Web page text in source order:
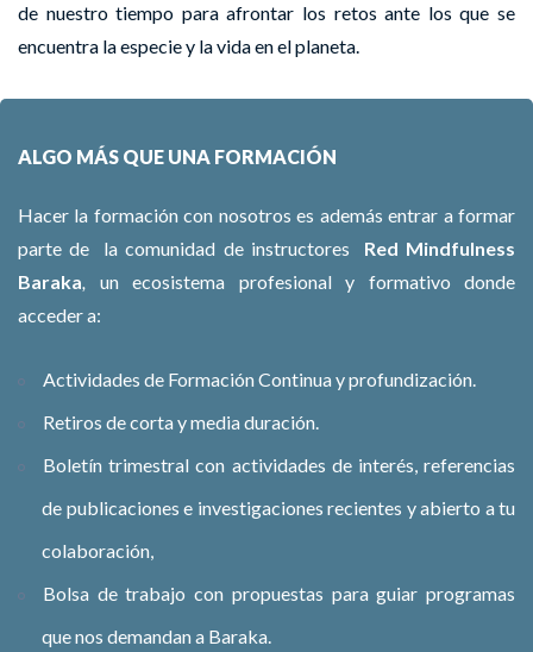
de nuestro tiempo para afrontar los retos ante los que se
encuentra la especie y la vida en el planeta.
ALGO MÁS QUE UNA FORMACIÓN
Hacer la formación con nosotros es además entrar a formar
parte de la comunidad de instructores Red Mindfulness
Baraka, un ecosistema profesional y formativo donde
acceder a:
Actividades de Formación Continua y profundización.
Retiros de corta y media duración.
Boletín trimestral con actividades de interés, referencias
de publicaciones e investigaciones recientes y abierto a tu
colaboración,
Bolsa de trabajo con propuestas para guiar programas
que nos demandan a Baraka.